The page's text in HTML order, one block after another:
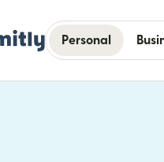
Personal